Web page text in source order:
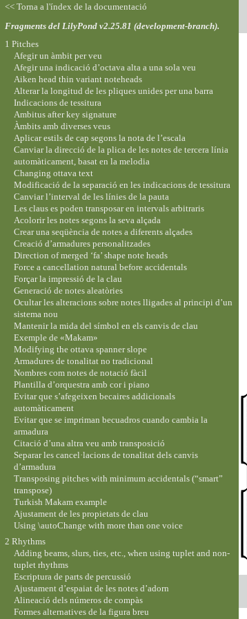
<< Torna a l'índex de la documentació
Fragments del LilyPond v2.25.81 (development-branch).
1 Pitches
Afegir un àmbit per veu
Afegir una indicació d’octava alta a una sola veu
Aiken head thin variant noteheads
Alterar la longitud de les pliques unides per una barra
Indicacions de tessitura
Ambitus after key signature
Àmbits amb diverses veus
Aplicar estils de cap segons la nota de l’escala
Canviar la direcció de la plica de les notes de tercera línia
automàticament, basat en la melodia
Changing ottava text
Modificació de la separació en les indicacions de tessitura
Canviar l’interval de les línies de la pauta
Les claus es poden transposar en intervals arbitraris
Acolorir les notes segons la seva alçada
Crear una seqüència de notes a diferents alçades
Creació d’armadures personalitzades
Direction of merged ‘fa’ shape note heads
Force a cancellation natural before accidentals
Forçar la impressió de la clau
Generació de notes aleatòries
Ocultar les alteracions sobre notes lligades al principi d’un
sistema nou
Mantenir la mida del símbol en els canvis de clau
Exemple de «Makam»
Modifying the ottava spanner slope
Armadures de tonalitat no tradicional
Nombres com notes de notació fàcil
Plantilla d’orquestra amb cor i piano
Evitar que s’afegeixen becaires addicionals
automàticament
Evitar que se impriman becuadros cuando cambia la
armadura
Citació d’una altra veu amb transposició
Separar les cancel·lacions de tonalitat dels canvis
d’armadura
Transposing pitches with minimum accidentals (“smart”
transpose)
Turkish Makam example
Ajustament de les propietats de clau
Using \autoChange with more than one voice
2 Rhythms
Adding beams, slurs, ties, etc., when using tuplet and non-
tuplet rhythms
Escriptura de parts de percussió
Ajustament d’espaiat de les notes d’adorn
Alineació dels números de compàs
Formes alternatives de la figura breu